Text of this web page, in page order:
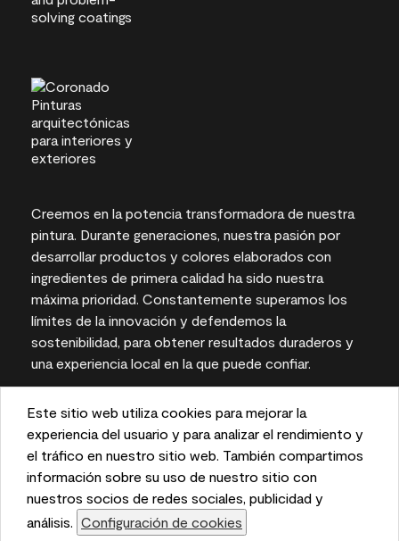
This website uses cookies to enhance user experience
and to analyze performance and traffic on our website.
We also share information about your use of our site
with our social media, advertising, and analytics
partners. Cookie Settings
Este sitio web utiliza cookies para mejorar la
experiencia del usuario y para analizar el rendimiento y
el tráfico en nuestro sitio web. También compartimos
información sobre su uso de nuestro sitio con
nuestros socios de redes sociales, publicidad y
análisis. Configuración de cookies
Creemos en la potencia transformadora de nuestra
pintura. Durante generaciones, nuestra pasión por
desarrollar productos y colores elaborados con
ingredientes de primera calidad ha sido nuestra
máxima prioridad. Constantemente superamos los
límites de la innovación y defendemos la
sostenibilidad, para obtener resultados duraderos y
una experiencia local en la que puede confiar.
Las representaciones del color en pantallas e
impresas pueden variar con respecto a los colores
de pintura reales.
©2026 Benjamin Moore & Co. 101 Paragon Drive,